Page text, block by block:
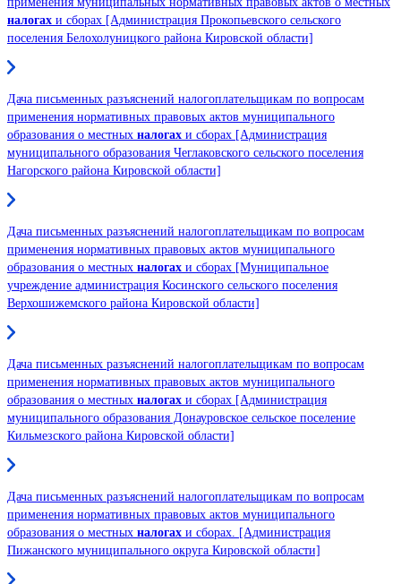
налогах и сборах [Администрация Прокопьевского сельского
поселения Белохолуницкого района Кировской области]
Дача письменных разъяснений налогоплательщикам по вопросам
применения нормативных правовых актов муниципального
образования о местных налогах и сборах [Администрация
муниципального образования Чеглаковского сельского поселения
Нагорского района Кировской области]
Дача письменных разъяснений налогоплательщикам по вопросам
применения нормативных правовых актов муниципального
образования о местных налогах и сборах [Муниципальное
учреждение администрация Косинского сельского поселения
Верхошижемского района Кировской области]
Дача письменных разъяснений налогоплательщикам по вопросам
применения нормативных правовых актов муниципального
образования о местных налогах и сборах [Администрация
муниципального образования Донауровское сельское поселение
Кильмезского района Кировской области]
Дача письменных разъяснений налогоплательщикам по вопросам
применения нормативных правовых актов муниципального
образования о местных налогах и сборах. [Администрация
Пижанского муниципального округа Кировской области]